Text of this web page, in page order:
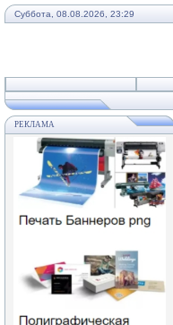
Суббота, 08.08.2026, 23:29
РЕКЛАМА